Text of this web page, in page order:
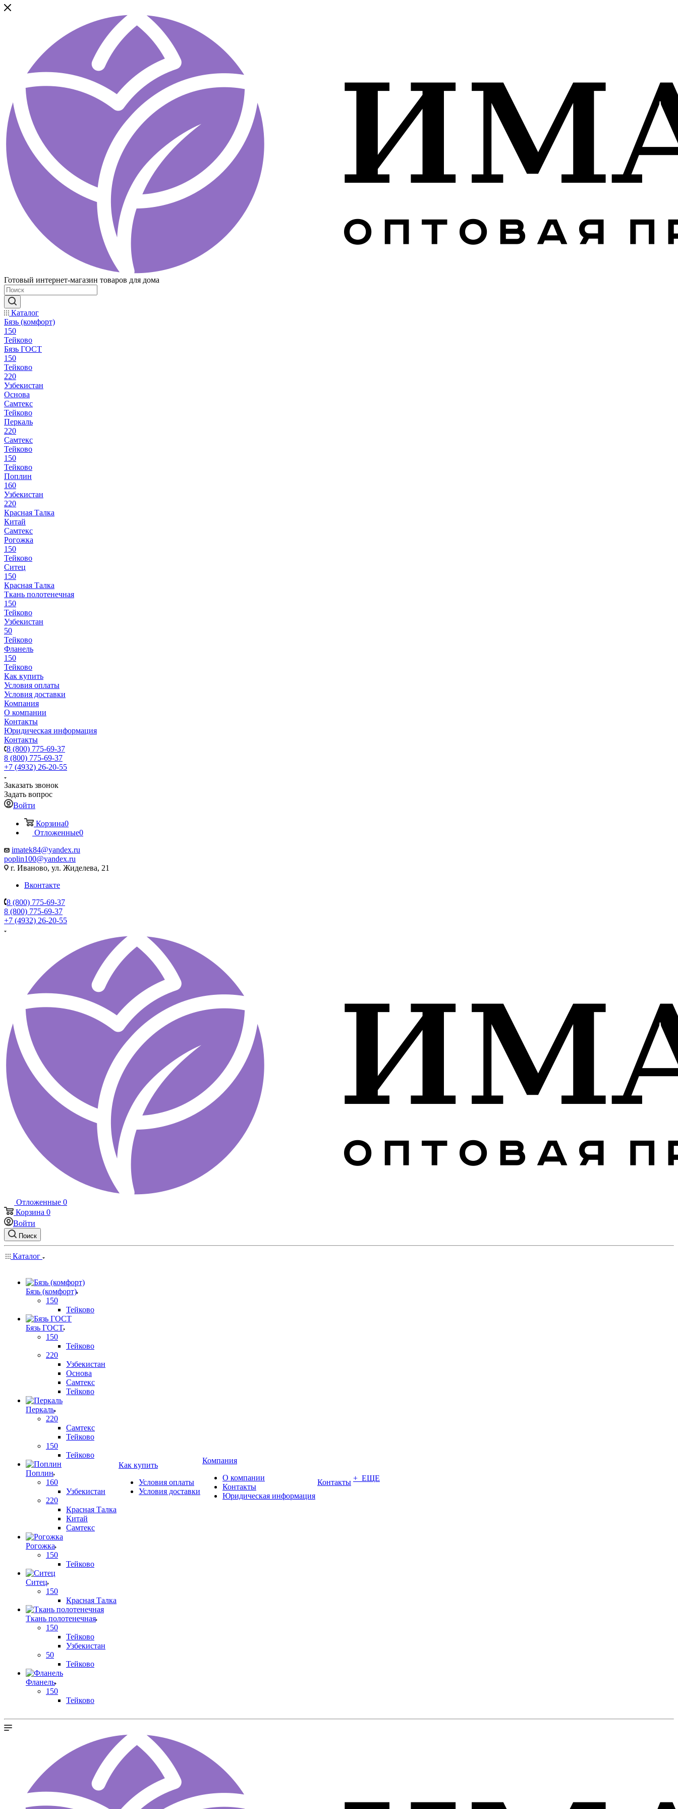
Готовый интернет-магазин товаров для дома
Каталог
Бязь (комфорт)
150
Тейково
Бязь ГОСТ
150
Тейково
220
Узбекистан
Основа
Самтекс
Тейково
Перкаль
220
Самтекс
Тейково
150
Тейково
Поплин
160
Узбекистан
220
Красная Талка
Китай
Самтекс
Рогожка
150
Тейково
Ситец
150
Красная Талка
Ткань полотенечная
150
Тейково
Узбекистан
50
Тейково
Фланель
150
Тейково
Как купить
Условия оплаты
Условия доставки
Компания
О компании
Контакты
Юридическая информация
Контакты
8 (800) 775-69-37
8 (800) 775-69-37
+7 (4932) 26-20-55
Заказать звонок
Задать вопрос
Войти
Корзина0
Отложенные0
imatek84@yandex.ru
poplin100@yandex.ru
г. Иваново, ул. Жиделева, 21
Вконтакте
8 (800) 775-69-37
8 (800) 775-69-37
+7 (4932) 26-20-55
Отложенные 0
Корзина 0
Войти
Поиск
Каталог
Бязь (комфорт)
150
Тейково
Бязь ГОСТ
150
Тейково
220
Узбекистан
Основа
Самтекс
Тейково
Перкаль
220
Самтекс
Тейково
150
Тейково
Поплин
160
Узбекистан
220
Красная Талка
Китай
Самтекс
Рогожка
150
Тейково
Ситец
150
Красная Талка
Ткань полотенечная
150
Тейково
Узбекистан
50
Тейково
Фланель
150
Тейково
Как купить
Условия оплаты
Условия доставки
Компания
О компании
Контакты
Юридическая информация
Контакты + ЕЩЕ